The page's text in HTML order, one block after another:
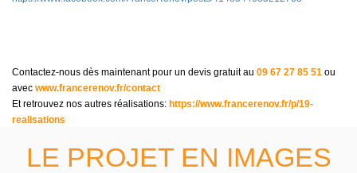
Contactez-nous dès maintenant pour un devis gratuit au 09 67 27 85 51 ou
avec www.francerenov.fr/contact
Et retrouvez nos autres réalisations: https://www.francerenov.fr/p/19-
realisations
LE PROJET EN IMAGES